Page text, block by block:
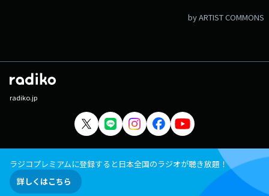
by ARTIST COMMONS
radiko.jp
ラジコプレミアムに登録すると日本全国のラジオが聴き放題！
詳しくはこちら